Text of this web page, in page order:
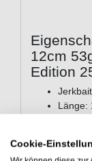
12cm
Edition
Länge:
enthält
Cookie-